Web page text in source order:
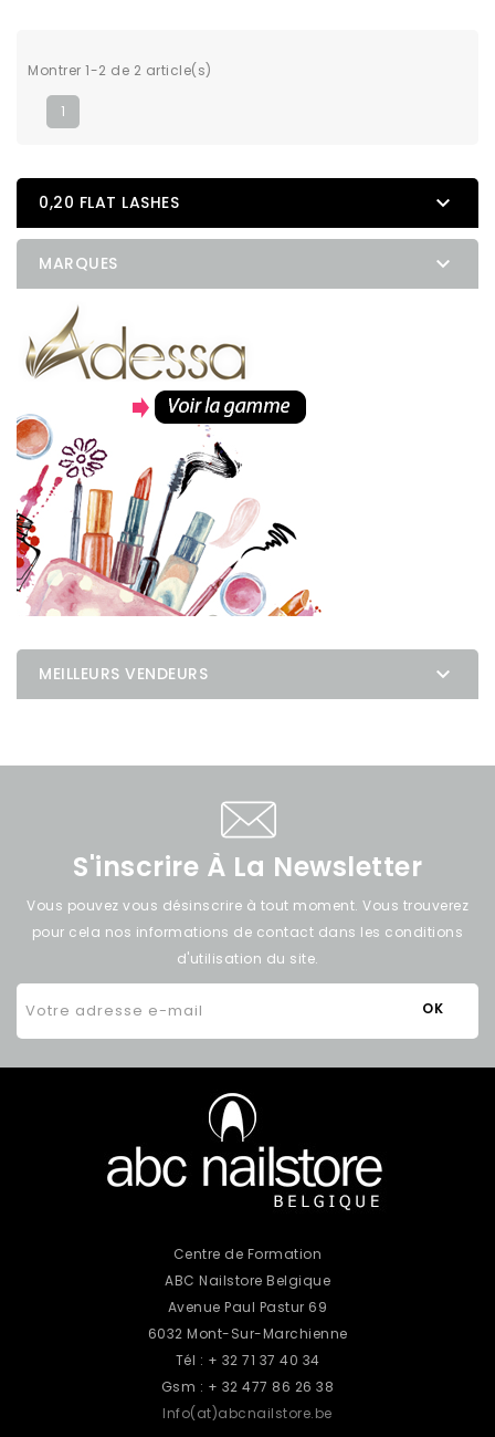
Montrer 1-2 de 2 article(s)
1
0,20 FLAT LASHES 
MARQUES 
MEILLEURS VENDEURS 
S'inscrire À La Newsletter
Vous pouvez vous désinscrire à tout moment. Vous trouverez
pour cela nos informations de contact dans les conditions
d'utilisation du site.
Centre de Formation
ABC Nailstore Belgique
Avenue Paul Pastur 69
6032 Mont-Sur-Marchienne
Tél : + 32 71 37 40 34
Gsm : + 32 477 86 26 38
Info(at)abcnailstore.be